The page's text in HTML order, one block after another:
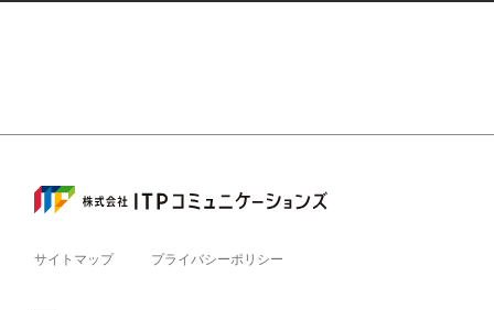
サイトマップ プライバシーポリシー